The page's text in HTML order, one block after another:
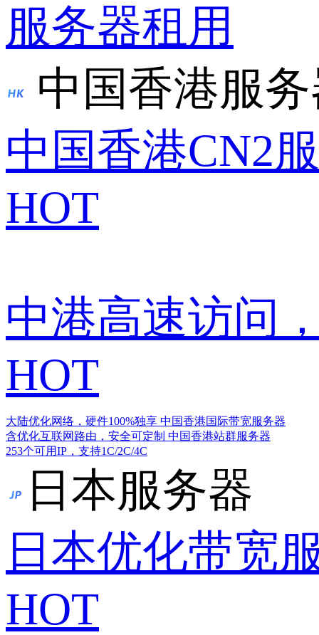
服务器租用
中国香港服
中国香港CN2
HOT
中港高速访问
HOT
大陆优化网络，硬件100%独享 中国香港国际带宽服务器
含优化互联网路由，安全可定制 中国香港站群服务器
253个可用IP，支持1C/2C/4C
日本服务器
日本优化带宽
HOT